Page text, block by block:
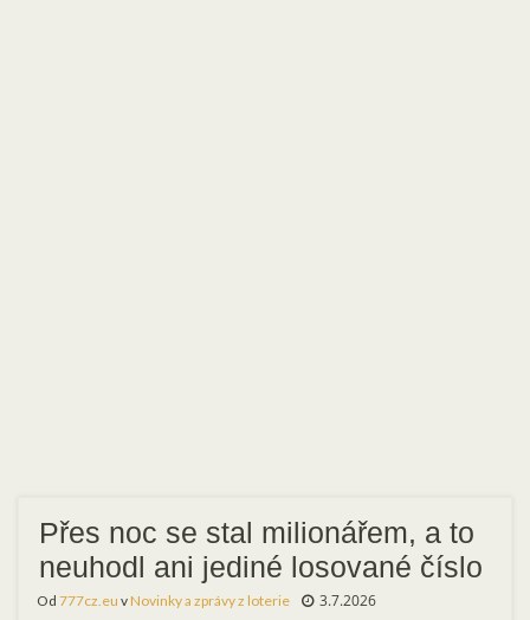
Přes noc se stal milionářem, a to
neuhodl ani jediné losované číslo
Od 777cz.eu vNovinky a zprávy z loterie 3.7.2026